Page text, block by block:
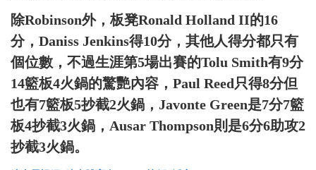
除Robinson外，板凳Ronald Holland II的16
分，Daniss Jenkins得10分，其他人得分都只有
個位數，不過生涯第5場出賽的Tolu Smith有9分
14籃板4火鍋的驚艷內容，Paul Reed只得8分但
也有7籃板5抄截2火鍋，Javonte Green是7分7籃
板4抄截3火鍋，Ausar Thompson則是6分6助攻2
抄截3火鍋。